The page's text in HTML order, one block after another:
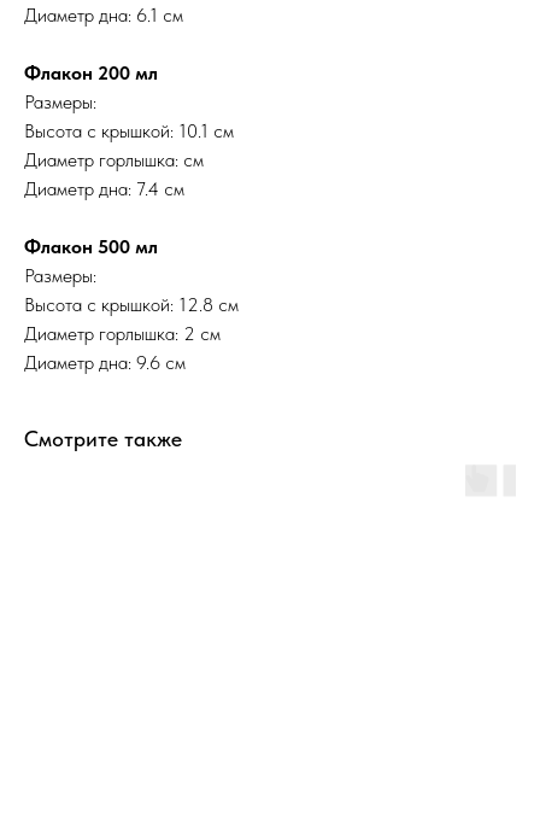
Диаметр дна: 6.1 см
Флакон 200 мл
Размеры:
Высота с крышкой: 10.1 см
Диаметр горлышка: см
Диаметр дна: 7.4 см
Флакон 500 мл
Размеры:
Высота с крышкой: 12.8 см
Диаметр горлышка: 2 см
Диаметр дна: 9.6 см
Смотрите также